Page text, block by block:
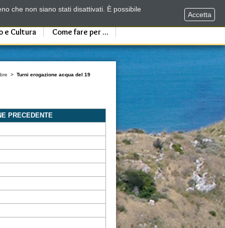
e Cultura Come fare per ...
> Turni erogazione acqua del 19
PRECEDENTE
che non siano stati disattivati. È possibile
Accetta